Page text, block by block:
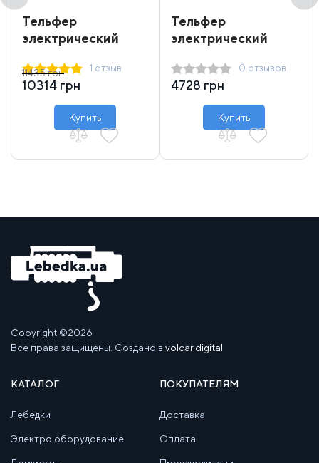
Тельфер
электрический
400/800
1 отзыв
10314 грн
11435 грн
Купить
Тельфер
электрический
0 отзывов
4728 грн
Купить
Copyright ©2026
Все права защищены. Создано в volcar.digital
КАТАЛОГ
Лебедки
Электро оборудование
ПОКУПАТЕЛЯМ
Доставка
Оплата